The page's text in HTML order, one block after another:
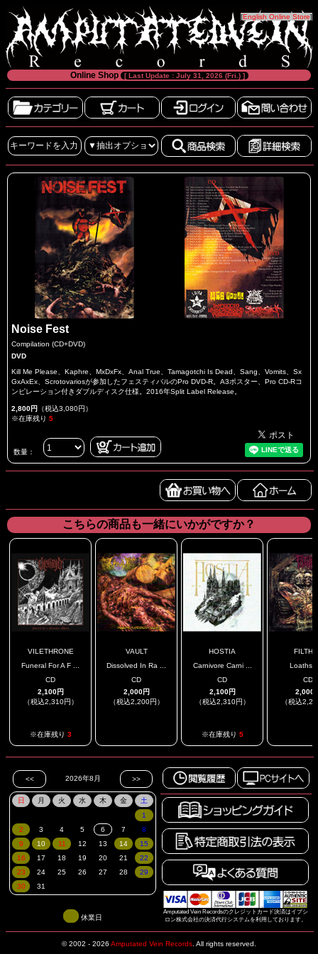
[English Online Store]
Online Shop [ Last Update : July 31, 2026 (Fri.) ]
Noise Fest
Compilation (CD+DVD)
DVD
Kill Me Please、Kaphre、MxDxFx、Anal True、Tamagotchi Is Dead、Sang、Vomits、Sx
GxAxEx、Scrotovariosが参加したフェスティバルのPro DVD-R。A3ポスター、Pro CD-Rコ
ンピレーション付きダブルディスク仕様。2016年Split Label Release。
2,800円 （税込3,080円）
※在庫残り 5
数量：
こちらの商品も一緒にいかがですか？
VILETHRONE
Funeral For A F ...
CD
2,100円
（税込2,310円）
※在庫残り 3
VAULT
Dissolved In Ra ...
CD
2,000円
（税込2,200円）
HOSTIA
Carnivore Carni ...
CD
2,100円
（税込2,310円）
※在庫残り 5
CD
2,000
（税込
Amputated Vein Recordsのクレジットカード決済はイプシ
ロン株式会社の決済代行システムを利用しております。
休業日
© 2002 - 2026 Amputated Vein Records All rights reserved.